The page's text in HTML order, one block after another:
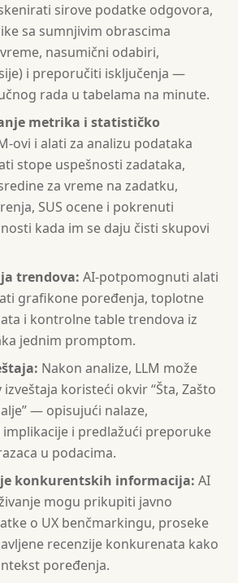
sirove podatke odgovora,
sa sumnjivim obrascima
nasumični odabiri,
i preporučiti isključenja —
rada u tabelama na minute.
metrika i statističko
ovi i alati za analizu podataka
stope uspešnosti zadataka,
za vreme na zadatku,
SUS ocene i pokrenuti
kada im se daju čisti skupovi
trendova: AI-potpomognuti alati
grafikone poređenja, toplotne
i kontrolne table trendova iz
jednim promptom.
Nakon analize, LLM može
koristeći okvir “Šta, Zašto
— opisujući nalaze,
implikacije i predlažući preporuke
u podacima.
konkurentskih informacija: AI
mogu prikupiti javno
o UX benčmarkingu, proseke
recenzije konkurenata kako
poređenja.